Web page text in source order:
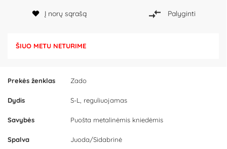
Prekės ženklas Zado
Dydis S-L, reguliuojamas
Savybės Puošta metalinėmis kniedėmis
Spalva Juoda/Sidabrinė
Į norų sąrašą Palyginti
ŠIUO METU NETURIME